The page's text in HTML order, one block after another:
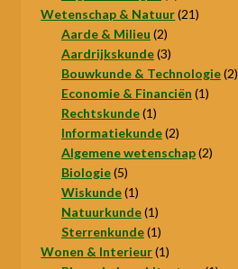
product
Wetenschap & Natuur 2121
Aarde & Milieu 22
producten
Aardrijkskunde 33
producten
Bouwkunde & Technologie 22
Economie & Financiën 11
Rechtskunde 11
product
Informatiekunde 22
producten
Algemene wetenschap 22
Biologie 55
producten
Wiskunde 11
product
Natuurkunde 11
product
Sterrenkunde 11
product
Wonen & Interieur 11